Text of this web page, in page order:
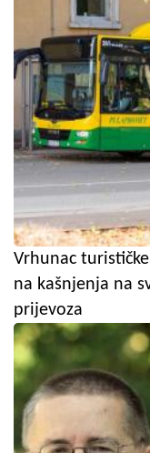
Vrhunac
na kašnjenja na
prijevoza